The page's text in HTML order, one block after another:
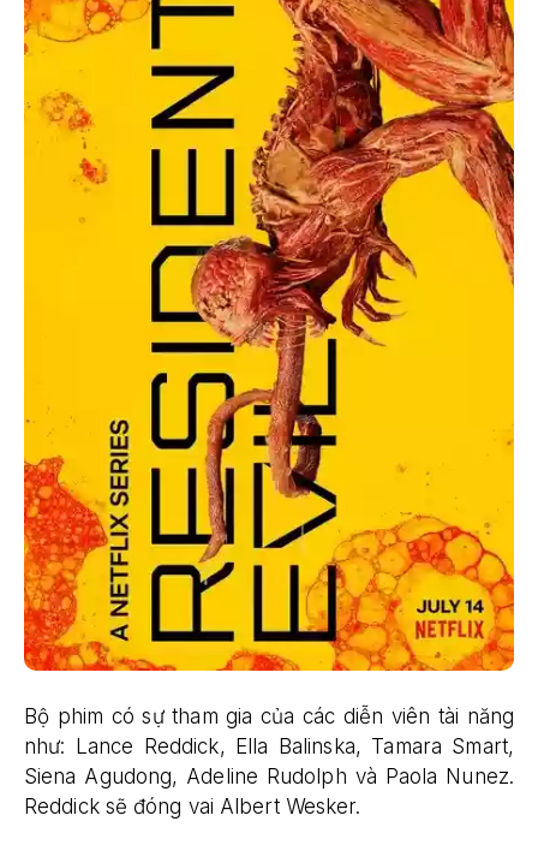
Bộ phim có sự tham gia của các diễn viên tài năng
như: Lance Reddick, Ella Balinska, Tamara Smart,
Siena Agudong, Adeline Rudolph và Paola Nunez.
Reddick sẽ đóng vai Albert Wesker.